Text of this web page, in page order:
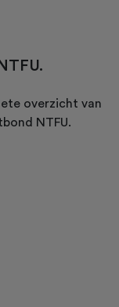
overzicht van
NTFU.